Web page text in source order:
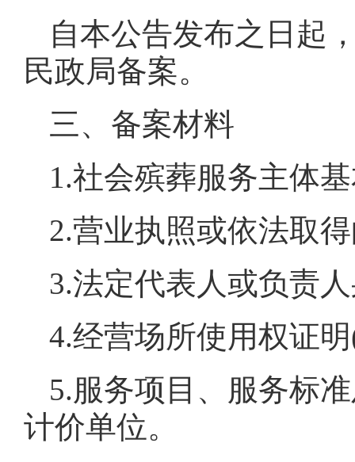
自本公告发布之日起
民政局备案。
三、备案材料
1.社会殡葬服务主体
2.营业执照或依法取
3.法定代表人或负责
4.经营场所使用权证
5.服务项目、服务标
计价单位。